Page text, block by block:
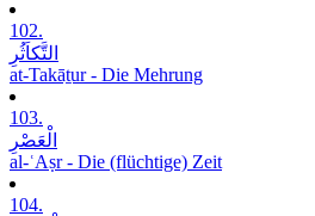
102.
التَّکاَثُرِ
at-Takāṯur - Die Mehrung
103.
الْعَصْرِ
al-ʿAṣr - Die (flüchtige) Zeit
104.